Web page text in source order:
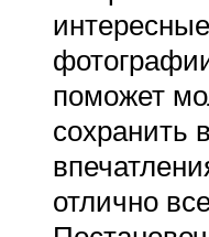
поможет
сохранить
отлично